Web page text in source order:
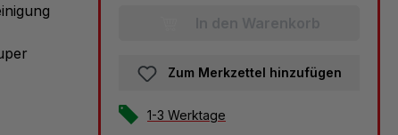
Zum Merkzettel hinzufügen
1-3 Werktage